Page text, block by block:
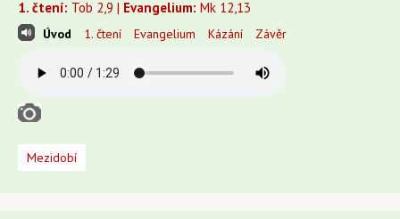
1. čtení: Tob 2,9 | Evangelium: Mk 12,13
Úvod 1. čtení Evangelium Kázání Závěr
Mezidobí